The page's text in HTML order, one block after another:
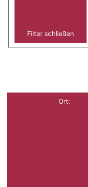
Filter schließen
Ort: